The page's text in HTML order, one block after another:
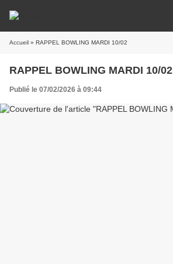
Accueil » RAPPEL BOWLING MARDI 10/02
RAPPEL BOWLING MARDI 10/02
Publié le 07/02/2026 à 09:44